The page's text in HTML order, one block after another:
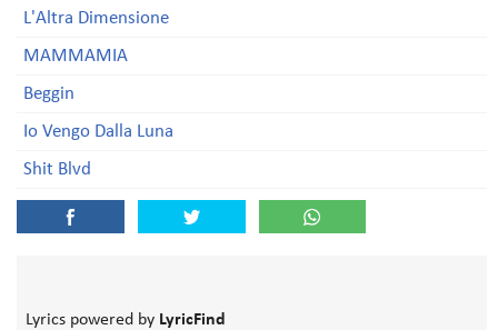
L'Altra Dimensione
MAMMAMIA
Beggin
Io Vengo Dalla Luna
Shit Blvd
Lyrics powered by LyricFind